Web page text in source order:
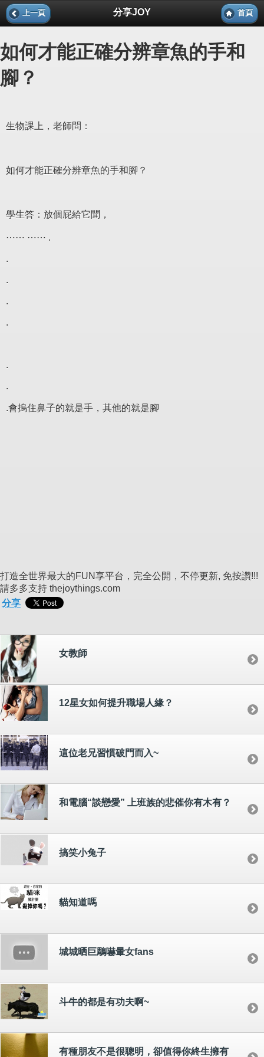
上一頁 分享JOY 首頁
如何才能正確分辨章魚的手和
腳？
生物課上，老師問：
如何才能正確分辨章魚的手和腳？
學生答：放個屁給它聞，
⋯⋯ ⋯⋯ .
.
.
.
.
.
.
.會摀住鼻子的就是手，其他的就是腳
打造全世界最大的FUN享平台，完全公開，不停更新, 免按讚!!!
請多多支持 thejoythings.com
分享
女教師
12星女如何提升職場人緣？
這位老兄習慣破門而入~
和電腦“談戀愛” 上班族的悲催你有木有？
搞笑小兔子
貓知道嗎
城城晒巨鵰嚇暈女fans
斗牛的都是有功夫啊~
有種朋友不是很聰明，卻值得你終生擁有